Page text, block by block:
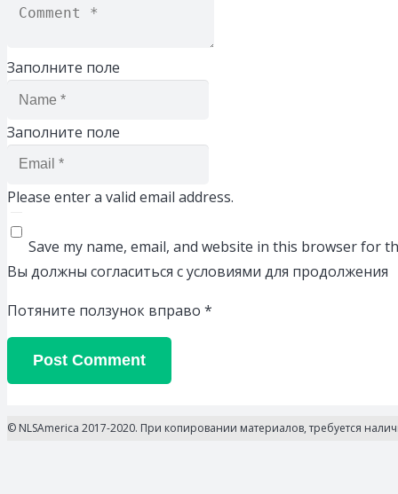
Заполните поле
Заполните поле
Please enter a valid email address.
Save my name, email, and website in this browser for
Вы должны согласиться с условиями для продолжения
Потяните ползунок вправо *
Post Comment
© NLSAmerica 2017-2020. При копировании материалов, требуется